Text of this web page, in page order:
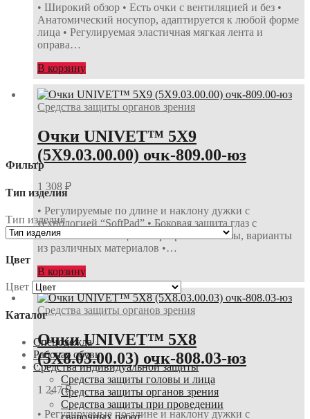
• Широкий обзор • Есть очки с вентиляцией и без •
Анатомический носупор, адаптируется к любой форме
лица • Регулируемая эластичная мягкая лента и
оправа…
В корзину
Средства защиты органов зрения
Очки UNIVET™ 5Х9
(5Х9.03.00.00) очк-809.00-юз
1 308 ₽
• Регулируемые по длине и наклону дужки с
технологией “SoftPad” • Боковая защита глаз с
системой вентиляции • Прозрачные линзы, варианты
из различных материалов •…
В корзину
Средства защиты органов зрения
Очки UNIVET™ 5Х8
(5Х8.03.00.03) очк-808.03-юз
1 247₽
• Регулируемые по длине и наклону дужки с
Фильтр
Тип изделия
Тип изделия
Цвет
Цвет
Каталог
Спецодежда
Рабочая обувь
Средства индивидуальной защиты
Средства защиты головы и лица
Средства защиты органов зрения
Средства защиты при проведении
сварочных работ